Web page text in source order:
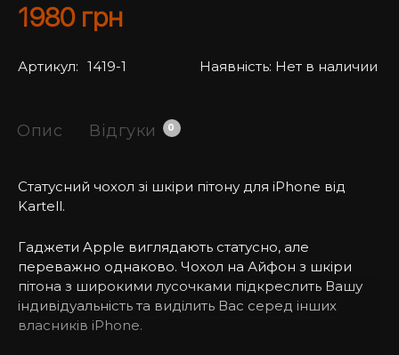
1980 грн
Артикул: 1419-1 Наявність: Нет в наличии
Опис Відгуки 0
Статусний чохол зі шкіри пітону для iPhone від
Kartell.
Гаджети Apple виглядають статусно, але
переважно однаково. Чохол на Айфон з шкіри
пітона з широкими лусочками підкреслить Вашу
індивідуальність та виділить Вас серед інших
власників iPhone.